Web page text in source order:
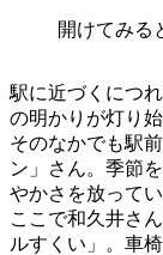
開けてみる
駅に近づくにつ
の明かりが灯り始
そのなかでも駅
ン」さん。季節
やかさを放ってい
ここで和久井さ
ルすくい」。車